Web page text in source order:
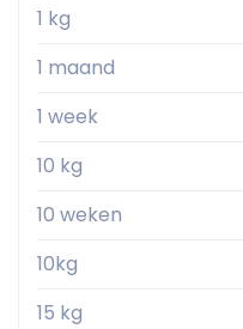
1 kg
1 maand
1 week
10 kg
10 weken
10kg
15 kg